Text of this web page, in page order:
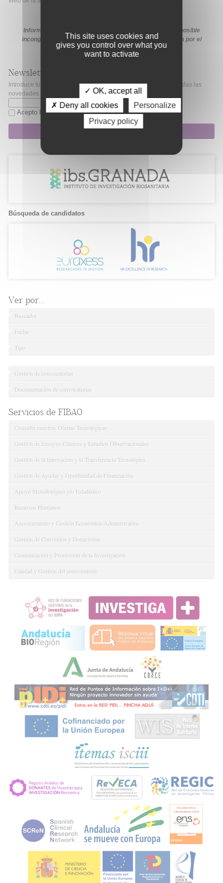
Información extraída de la web de la ayuda. En caso de posible
incongruencia, prevalecerá la información proporcionada por el
organismo financiador en sus medios oficiales.
Newsletter
Introduce tu correo electrónico si quieres mantenerte al día de todas las
novedades de Fibao.
Acepto lapolítica de privacidad
Suscripción
Búsqueda de candidatos
Ver por...
Buscador
Fecha
Tipo
Gestión de convocatorias
Documentación de convocatorias
Servicios de FIBAO
Consulta nuestras Ofertas Tecnológicas
Gestión de Ensayos Clínicos y Estudios Observacionales
Gestión de la Innovación y la Transferencia Tecnológica
Gestión de Ayudas y Oportunidad de Financiación
Apoyo Metodológico y/o Estadístico
Recursos Humanos
Asesoramiento y Gestión Económica-Administrativa
Gestión de Convenios y Donaciones
Comunicación y Promoción de la Investigación
Calidad y Gestión del conocimiento
This site uses cookies and
gives you control over what you
want to activate
✓ OK, accept all
✗ Deny all cookies
Personalize
Privacy policy